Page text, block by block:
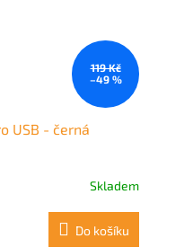
119 Kč
–49 %
USB - černá
Skladem
Do košíku